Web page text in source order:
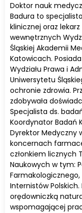
Doktor nauk
Badura to
klinicznej oraz
wewnętrznych
Śląskiej Akademii
Katowicach.
Wydziału Prawa i
Uniwersytetu
ochronie zdrowia.
zdobywała
Specjalista ds.
Koordynator Badań
Dyrektor Medyczny
koncernach
członkiem licznych
Naukowych w tym:
Internistów
orędowniczką
wspomagającej